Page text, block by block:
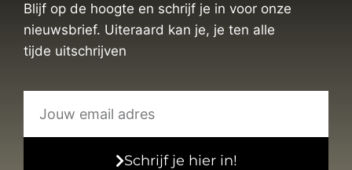
Blijf op de hoogte en schrijf je in voor onze
nieuwsbrief. Uiteraard kan je, je ten alle
tijde uitschrijven
Schrijf je hier in!